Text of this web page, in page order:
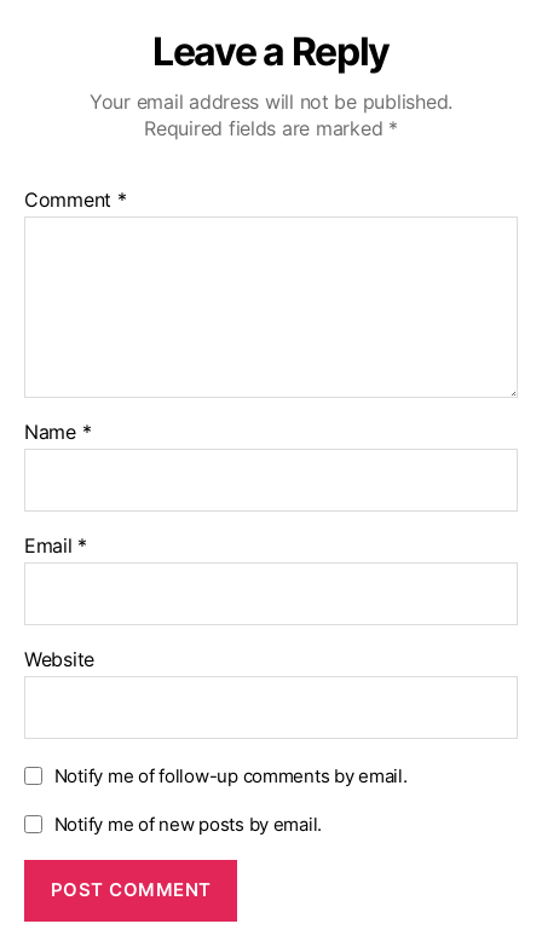
Leave a Reply
Your email address will not be published.
Required fields are marked *
Comment *
Name *
Email *
Website
Notify me of follow-up comments by email.
Notify me of new posts by email.